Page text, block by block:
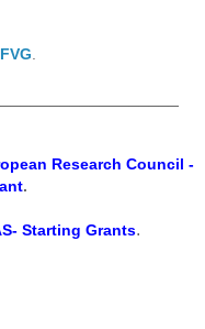
Research Council -
.
Starting Grants.